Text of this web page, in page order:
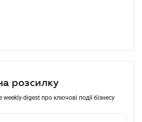
розсилку
digest про ключові події бізнесу